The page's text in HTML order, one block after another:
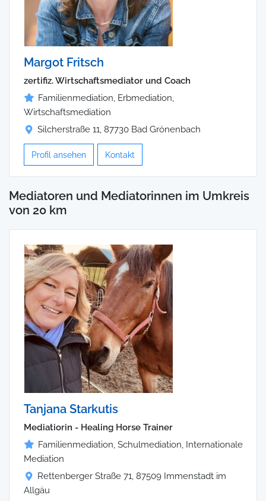
Margot Fritsch
zertifiz. Wirtschaftsmediator und Coach
Familienmediation, Erbmediation,
Wirtschaftsmediation
Silcherstraße 11, 87730 Bad Grönenbach
Profil ansehen Kontakt
Mediatoren und Mediatorinnen im Umkreis
von 20 km
Tanjana Starkutis
Mediatiorin - Healing Horse Trainer
Familienmediation, Schulmediation, Internationale
Mediation
Rettenberger Straße 71, 87509 Immenstadt im
Allgäu